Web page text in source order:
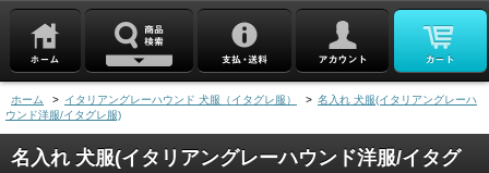
ホーム > イタリアングレーハウンド 犬服（イタグレ服） > 名入れ 犬服(イタリアングレーハ
ウンド洋服/イタグレ服)
名入れ 犬服(イタリアングレーハウンド洋服/イタグ